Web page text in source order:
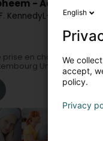
- Activités
KennedyL-7327Steinsel
prise en charge totale
Un personnel
English
We
accept,
policy.
Privacy